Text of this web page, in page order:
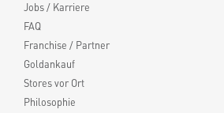
Jobs / Karriere
FAQ
Franchise / Partner
Goldankauf
Stores vor Ort
Philosophie